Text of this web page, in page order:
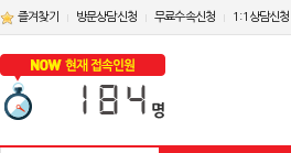
즐겨찾기 방문상담신청 무료수속신청 1:1상담신청